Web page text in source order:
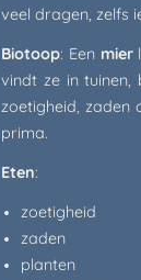
veel dragen, zelfs
Biotoop: Een mier
vindt ze in tuinen,
zoetigheid, zaden
prima.
Eten:
zoetigheid
zaden
planten